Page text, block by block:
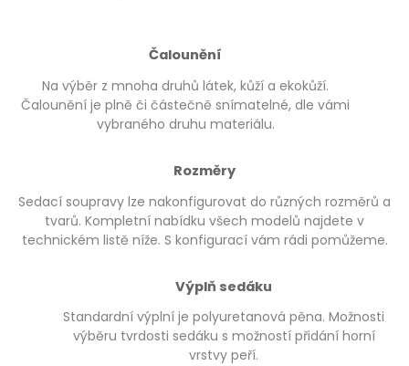
Čalounění
Na výběr z mnoha druhů látek, kůží a ekokůží.
Čalounění je plně či částečně snímatelné, dle vámi
vybraného druhu materiálu.
Rozměry
Sedací soupravy lze nakonfigurovat do různých rozměrů a
tvarů. Kompletní nabídku všech modelů najdete v
technickém listě níže. S konfigurací vám rádi pomůžeme.
Výplň sedáku
Standardní výplní je polyuretanová pěna. Možnosti
výběru tvrdosti sedáku s možností přidání horní
vrstvy peří.